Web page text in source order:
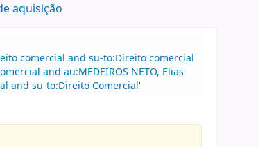
aquisição
comercial and su-to:Direito comercial
and au:MEDEIROS NETO, Elias
and su-to:Direito Comercial'